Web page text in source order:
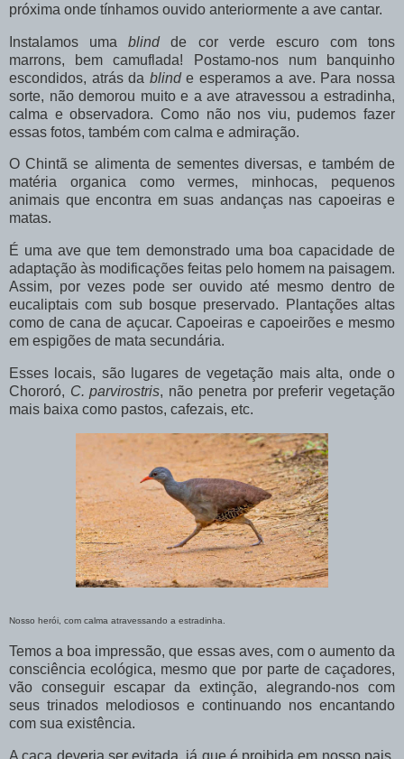
próxima onde tínhamos ouvido anteriormente a ave cantar.
Instalamos umablindde cor verde escuro com tons
marrons, bem camuflada! Postamo-nos num banquinho
escondidos, atrás da blinde esperamos a ave. Para nossa
sorte, não demorou muito e a ave atravessou a estradinha,
calma e observadora. Como não nos viu, pudemos fazer
essas fotos, também com calma e admiração.
O Chintã se alimenta de sementes diversas, e também de
matéria organica como vermes, minhocas, pequenos
animais que encontra em suas andanças nas capoeiras e
matas.
É uma ave que tem demonstrado uma boa capacidade de
adaptação às modificações feitas pelo homem na paisagem.
Assim, por vezes pode ser ouvido até mesmo dentro de
eucaliptais com sub bosque preservado. Plantações altas
como de cana de açucar. Capoeiras e capoeirões e mesmo
em espigões de mata secundária.
Esses locais, são lugares de vegetação mais alta, onde o
Chororó, C. parvirostris, não penetra por preferir vegetação
mais baixa como pastos, cafezais, etc.
Nosso herói, com calma atravessando a estradinha.
Temos a boa impressão, que essas aves, com o aumento da
consciência ecológica, mesmo que por parte de caçadores,
vão conseguir escapar da extinção, alegrando-nos com
seus trinados melodiosos e continuando nos encantando
com sua existência.
A caça deveria ser evitada, já que é proibida em nosso pais.